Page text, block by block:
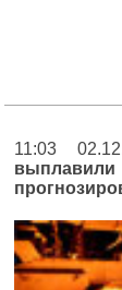
11:03
выплавили